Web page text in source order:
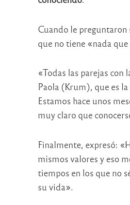
Cuando le
que no tiene «nada
«Todas las parejas con
Paola (Krum), que es
Estamos hace unos
muy claro que
Finalmente, expresó:
mismos valores y eso
tiempos en los que no
su vida».